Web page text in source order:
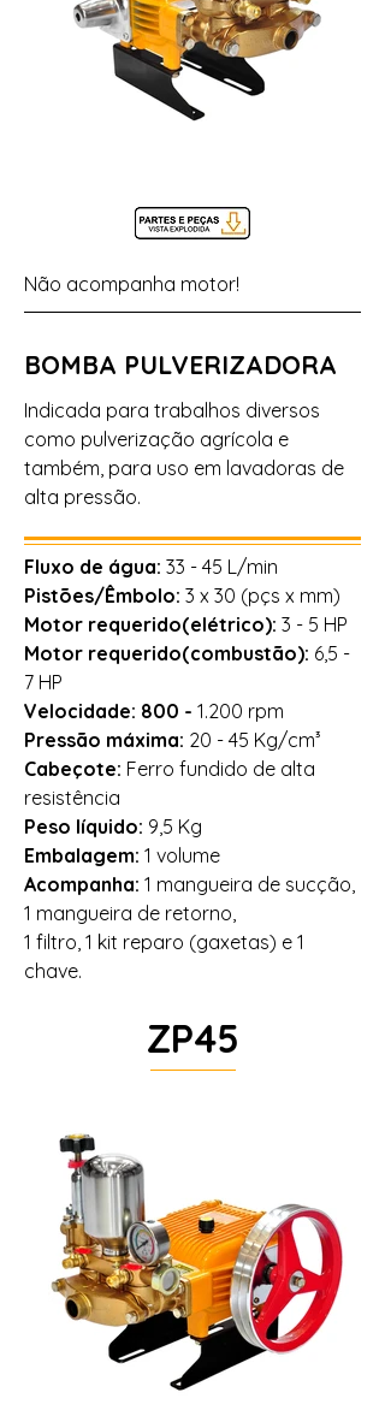
Não acompanha motor!
BOMBA PULVERIZADORA
Indicada para trabalhos diversos
como pulverização agrícola e
também, para uso em lavadoras de
alta pressão.
Fluxo de água: 33 - 45 L/min
Pistões/Êmbolo: 3 x 30 (pçs x mm)
Motor requerido(elétrico): 3 - 5 HP
Motor requerido(combustão): 6,5 -
7 HP
Velocidade: 800 - 1.200 rpm
Pressão máxima: 20 - 45 Kg/cm³
Cabeçote: Ferro fundido de alta
resistência
Peso líquido: 9,5 Kg
Embalagem: 1 volume
Acompanha: 1 mangueira de sucção,
1 mangueira de retorno,
1 filtro, 1 kit reparo (gaxetas) e 1
chave.
ZP45